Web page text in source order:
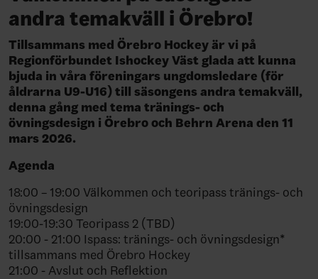
andra temakväll i Örebro!
Tillsammans med Örebro Hockey är vi på
Regionförbundet Ishockey Väst glada att kunna
bjuda in våra föreningars ungdomsledare (för
åldrarna U9-U16) till säsongens andra temakväll,
denna gång med tema tränings- och
övningsdesign i Örebro och Behrn Arena den 11
mars 2026.
Agenda
18:00 – 19:00 Välkommen och teoripass tränings- och
övningsdesign
19:00-19:30 Teoripass 2 (TBD)
20:00 - 21:00 Ispass: tränings- och övningsdesign*
tillsammans med Örebro Hockey
21:00 - Avslut och Reflektion